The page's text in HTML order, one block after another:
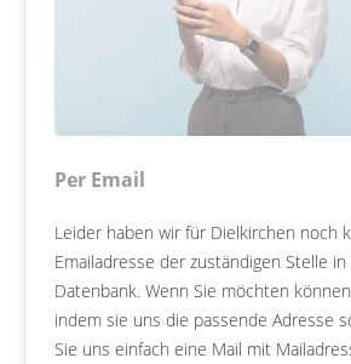
Per Email
Leider haben wir für Dielkirchen noch
Emailadresse der zuständigen Stelle
Datenbank. Wenn Sie möchten
indem sie uns die passende Adresse
Sie uns einfach eine Mail mit